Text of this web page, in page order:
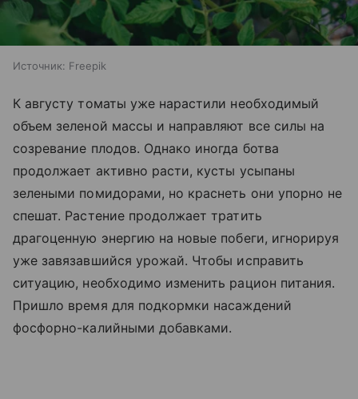
Источник: Freepik
К августу томаты уже нарастили необходимый
объем зеленой массы и направляют все силы на
созревание плодов. Однако иногда ботва
продолжает активно расти, кусты усыпаны
зелеными помидорами, но краснеть они упорно не
спешат. Растение продолжает тратить
драгоценную энергию на новые побеги, игнорируя
уже завязавшийся урожай. Чтобы исправить
ситуацию, необходимо изменить рацион питания.
Пришло время для подкормки насаждений
фосфорно-калийными добавками.